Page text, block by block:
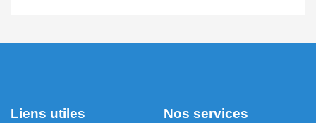
Liens utiles Nos services